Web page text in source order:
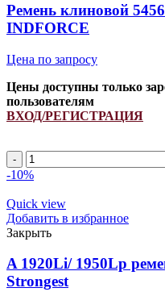
Ремень клиновой
INDFORCE
Цена по запросу
Цены доступны только
пользователям
ВХОД/РЕГИСТРАЦИЯ
Ремень
клиновой
340433152/
833867M1
INDFORCE
quantity
-10%
Quick view
Добавить в избранное
Закрыть
A 1920Li/ 1950Lp
Strongest